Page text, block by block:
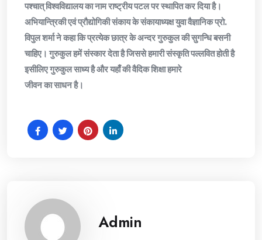
पश्चात् विश्वविद्यालय का नाम राष्ट्रीय पटल पर स्थापित कर दिया है।
अभियान्त्रिकी एवं प्रौद्योगिकी संकाय के संकायाध्यक्ष युवा वैज्ञानिक प्रो.
विपुल शर्मा ने कहा कि प्रत्येक छात्र के अन्दर गुरुकुल की सुगन्धि बसनी
चाहिए। गुरुकुल हमें संस्कार देता है जिससे हमारी संस्कृति पल्लवित होती है
इसीलिए गुरुकुल साध्य है और यहाँ की वैदिक शिक्षा हमारे
जीवन का साधन है।
Admin